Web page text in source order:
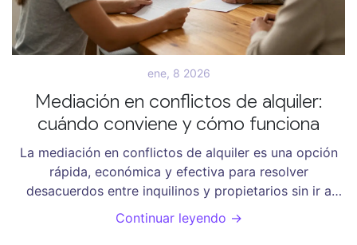
ene, 8 2026
Mediación en conflictos de alquiler:
cuándo conviene y cómo funciona
La mediación en conflictos de alquiler es una opción
rápida, económica y efectiva para resolver
desacuerdos entre inquilinos y propietarios sin ir a
juicio. Conoce cuándo conviene y cómo funciona en
Argentina.
Continuar leyendo →